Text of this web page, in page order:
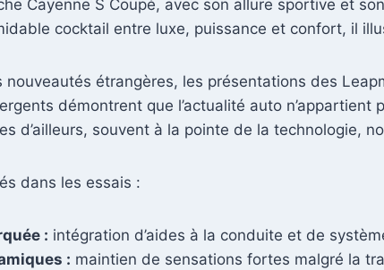
Cayenne S Coupé, avec son allure sportive et
cocktail entre luxe, puissance et confort, il
nouveautés étrangères, les présentations des
démontrent que l’actualité auto
d’ailleurs, souvent à la pointe de la technologie,
dans les essais :
: intégration d’aides à la conduite et de
: maintien de sensations fortes malgré la